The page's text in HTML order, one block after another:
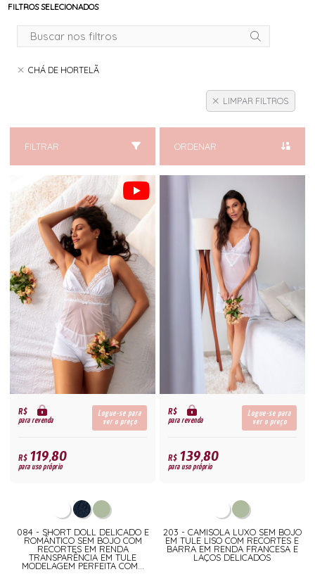
FILTROS SELECIONADOS
CHÁ DE HORTELÃ
LIMPAR FILTROS
FILTRAR ORDENAR
R$
para revenda
Logue-se para
ver o preço
R$119,80
para uso próprio
084 - SHORT DOLL DELICADO E
ROMÂNTICO SEM BOJO COM
RECORTES EM RENDA
TRANSPARÊNCIA EM TULE
MODELAGEM PERFEITA COM...
R$
para revenda
Logue-se para
ver o preço
R$139,80
para uso próprio
203 - CAMISOLA LUXO SEM BOJO
EM TULE LISO COM RECORTES E
BARRA EM RENDA FRANCESA E
LAÇOS DELICADOS